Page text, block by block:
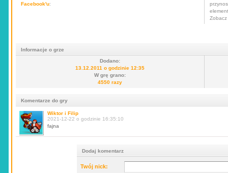
Facebook'u:
Informacje o grze
Dodano:
13.12.2011 o godzinie 12:35
W grę grano:
4550 razy
Komentarze do gry
Wiktor i Filip
2021-12-22 o godzinie 16:35:10
fajna
Dodaj komentarz
Twój nick: